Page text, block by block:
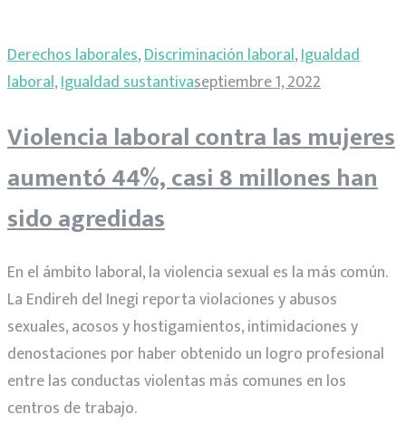
Derechos laborales,Discriminación laboral,Igualdad
laboral,Igualdad sustantivaseptiembre 1, 2022
Violencia laboral contra las mujeres
aumentó 44%, casi 8 millones han
sido agredidas
En el ámbito laboral, la violencia sexual es la más común.
La Endireh del Inegi reporta violaciones y abusos
sexuales, acosos y hostigamientos, intimidaciones y
denostaciones por haber obtenido un logro profesional
entre las conductas violentas más comunes en los
centros de trabajo.